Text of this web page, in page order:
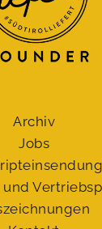
Archiv
Jobs